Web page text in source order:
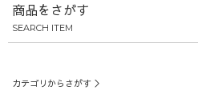
商品をさがす
SEARCH ITEM
カテゴリからさがす ＞